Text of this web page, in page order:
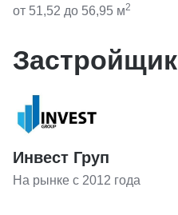
от 51,52 до 56,95 м2
Застройщик
Инвест Груп
На рынке с 2012 года